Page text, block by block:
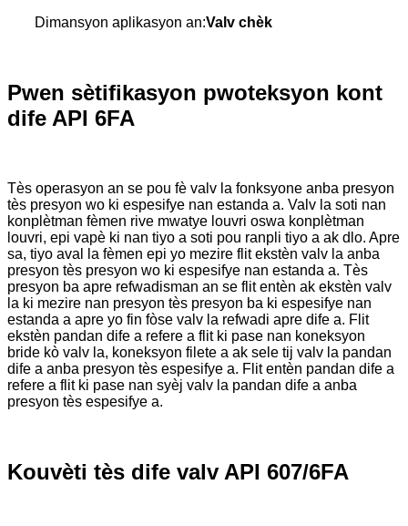
Dimansyon aplikasyon an:Valv chèk
Pwen sètifikasyon pwoteksyon kont
dife API 6FA
Tès operasyon an se pou fè valv la fonksyone anba presyon
tès presyon wo ki espesifye nan estanda a. Valv la soti nan
konplètman fèmen rive mwatye louvri oswa konplètman
louvri, epi vapè ki nan tiyo a soti pou ranpli tiyo a ak dlo. Apre
sa, tiyo aval la fèmen epi yo mezire flit ekstèn valv la anba
presyon tès presyon wo ki espesifye nan estanda a. Tès
presyon ba apre refwadisman an se flit entèn ak ekstèn valv
la ki mezire nan presyon tès presyon ba ki espesifye nan
estanda a apre yo fin fòse valv la refwadi apre dife a. Flit
ekstèn pandan dife a refere a flit ki pase nan koneksyon
bride kò valv la, koneksyon filete a ak sele tij valv la pandan
dife a anba presyon tès espesifye a. Flit entèn pandan dife a
refere a flit ki pase nan syèj valv la pandan dife a anba
presyon tès espesifye a.
Kouvèti tès dife valv API 607/6FA